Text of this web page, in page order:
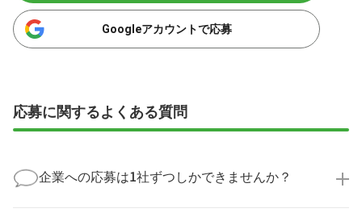
Googleアカウントで応募
応募に関するよくある質問
企業への応募は1社ずつしかできませんか？